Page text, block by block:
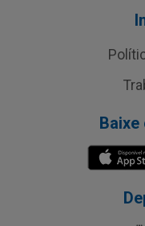
Baixe